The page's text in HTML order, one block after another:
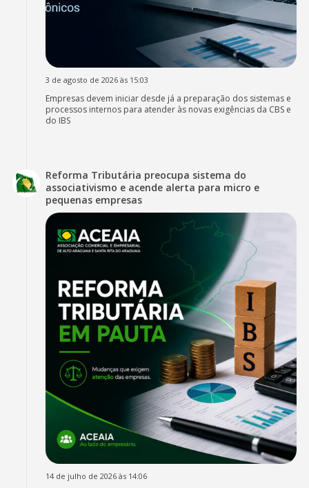
3 de agosto de 2026 às 15:03
Empresas devem iniciar desde já a preparação dos sistemas e
processos internos para atender às novas exigências da CBS e
do IBS
Reforma Tributária preocupa sistema do
associativismo e acende alerta para micro e
pequenas empresas
14 de julho de 2026 às 14:06